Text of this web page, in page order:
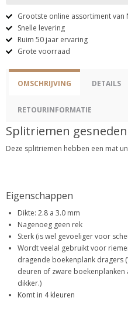
Grootste online assortiment van
Snelle levering
Ruim 50 jaar ervaring
Grote voorraad
OMSCHRIJVING DETAILS
RETOURINFORMATIE
Splitriemen
Deze splitriemen hebben een mat
Eigenschappen
Dikte: 2.8 a 3.0 mm
Nagenoeg geen rek
Sterk (is wel gevoeliger voor
Wordt veelal gebruikt voor
dragende boekenplank dragers
deuren of zware
dikker.)
Komt in 4 kleuren